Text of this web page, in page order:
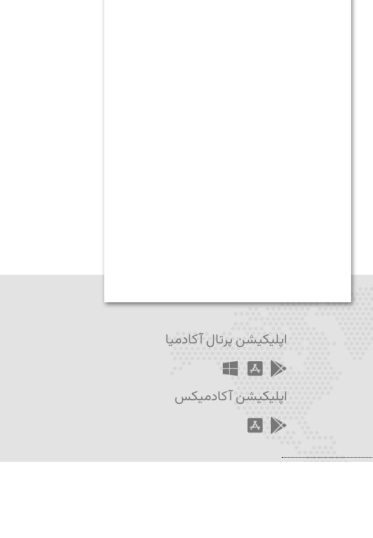
اپلیکیشن پرتال آکادمیا
اپلیکیشن آکادمیکس